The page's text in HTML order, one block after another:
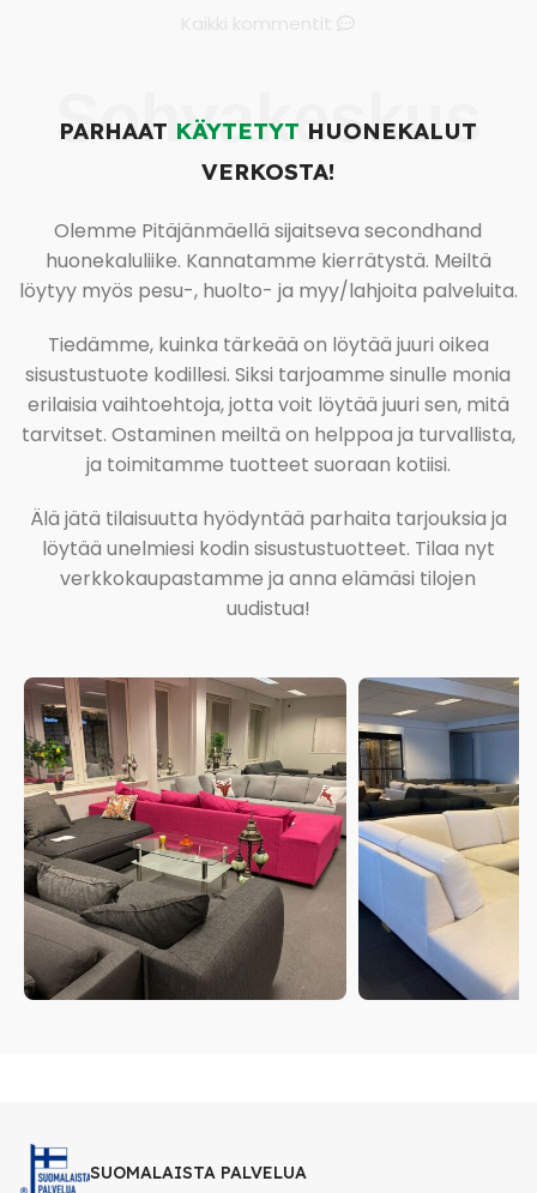
Sohvakeskus
PARHAAT KÄYTETYT HUONEKALUT
VERKOSTA!
Olemme Pitäjänmäellä sijaitseva secondhand
huonekaluliike. Kannatamme kierrätystä. Meiltä
löytyy myös pesu-, huolto- ja myy/lahjoita palveluita.
Tiedämme, kuinka tärkeää on löytää juuri oikea
sisustustuote kodillesi. Siksi tarjoamme sinulle monia
erilaisia vaihtoehtoja, jotta voit löytää juuri sen, mitä
tarvitset. Ostaminen meiltä on helppoa ja turvallista,
ja toimitamme tuotteet suoraan kotiisi.
Älä jätä tilaisuutta hyödyntää parhaita tarjouksia ja
löytää unelmiesi kodin sisustustuotteet. Tilaa nyt
verkkokaupastamme ja anna elämäsi tilojen
uudistua!
SUOMALAISTA PALVELUA